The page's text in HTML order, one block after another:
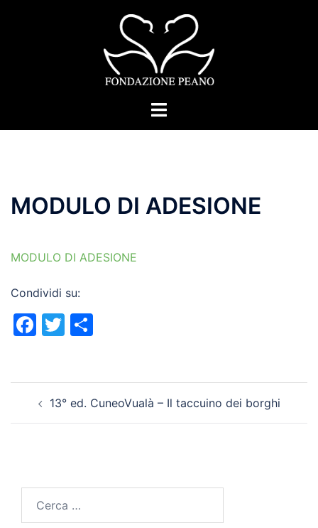
Mostra/Nascondi
MODULO DI ADESIONE
MODULO DI ADESIONE
Condividi su:
Facebook
Twitter
articolo13° ed. CuneoVualà – Il taccuino dei borghi